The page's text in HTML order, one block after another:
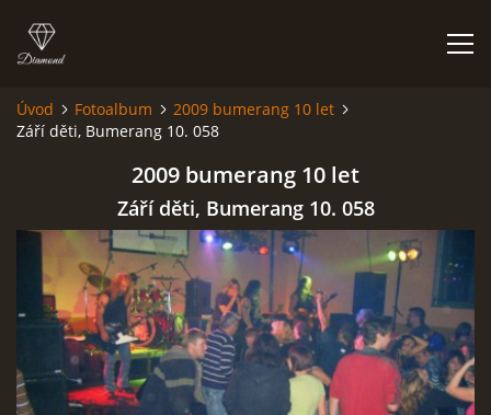
HISTORIE
JAK VYPADÁME
FOTOALBUM
CO HRAJEME
Úvod Fotoalbum
2009 bumerang 10 let
Září děti, Bumerang 10. 058
2009 bumerang 10 let
Září děti, Bumerang 10. 058